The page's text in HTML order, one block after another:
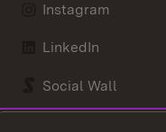
Instagram
LinkedIn
Social Wall